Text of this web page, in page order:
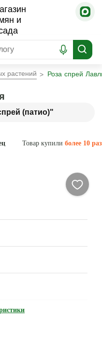
растений Роза спрей
(патио)"
Товар купили более 10 раз